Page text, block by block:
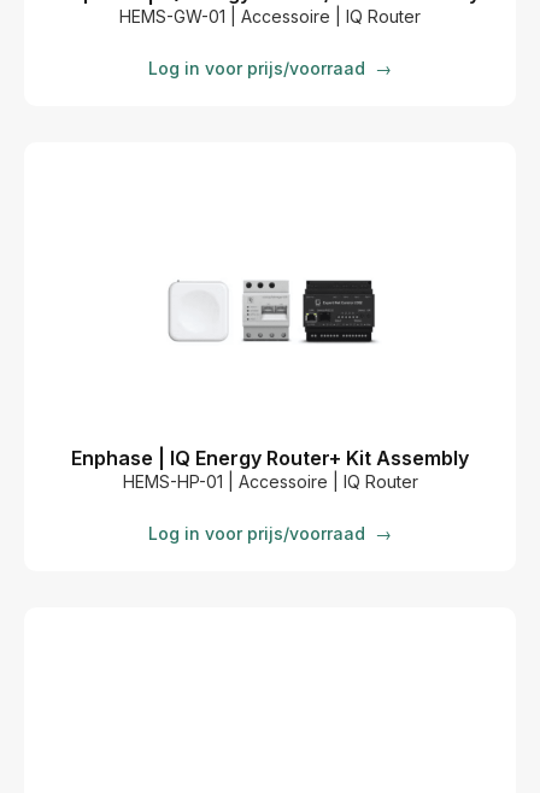
HEMS-GW-01 | Accessoire | IQ Router
Log in voor prijs/voorraad →
Enphase | IQ Energy Router+ Kit Assembly
HEMS-HP-01 | Accessoire | IQ Router
Log in voor prijs/voorraad →